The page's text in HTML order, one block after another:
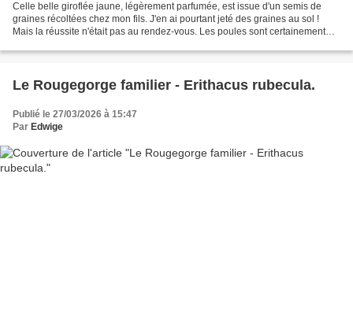
Celle belle giroflée jaune, légèrement parfumée, est issue d'un semis de
graines récoltées chez mon fils. J'en ai pourtant jeté des graines au sol !
Mais la réussite n'était pas au rendez-vous. Les poules sont certainement
Le Rougegorge familier - Erithacus rubecula.
Publié le 27/03/2026 à 15:47
Par Edwige